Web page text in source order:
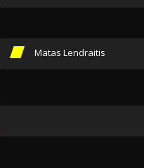
Matas Lendraitis